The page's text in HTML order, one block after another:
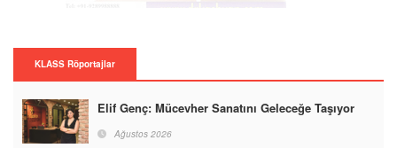
KLASS Röportajlar
Elif Genç: Mücevher Sanatını Geleceğe Taşıyor
Ağustos 2026